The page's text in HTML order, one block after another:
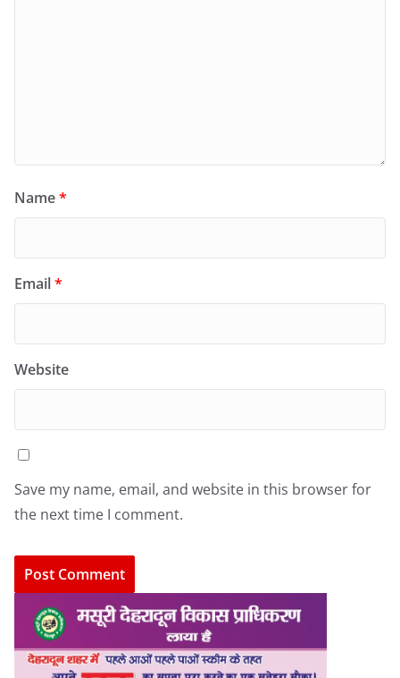
Name*
Email*
Website
Save my name, email, and website in this browser for
the next time I comment.